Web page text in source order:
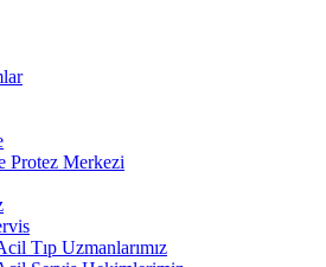
Protez Merkezi
Tıp Uzmanlarımız